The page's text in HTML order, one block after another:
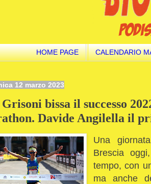
HOME PAGE CALENDARIO
12 marzo 2023
bissa il successo
Davide Angilella il
Una
Brescia
tempo, con
ma anche